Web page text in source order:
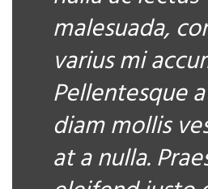
malesuada,
varius mi
Pellentesque
diam mollis
at a nulla.